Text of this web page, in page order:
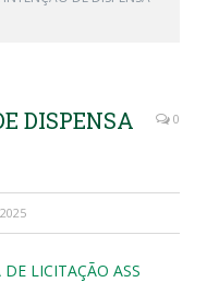
DISPENSA
0
LICITAÇÃO ASS